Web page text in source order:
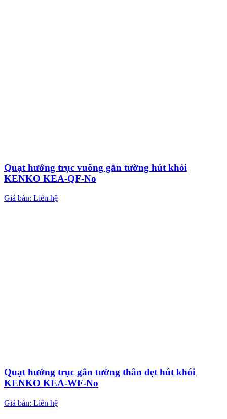
Quạt hướng trục vuông gắn tường hút khói
KENKO KEA-QF-No
Giá bán: Liên hệ
Quạt hướng trục gắn tường thân dẹt hút khói
KENKO KEA-WF-No
Giá bán: Liên hệ